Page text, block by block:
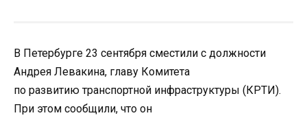
В Петербурге 23 сентября сместили с должности
Андрея Левакина, главу Комитета
по развитию транспортной инфраструктуры (КРТИ).
При этом сообщили, что он